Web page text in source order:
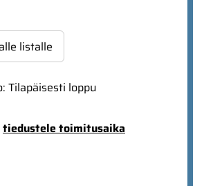
listalle
Tilapäisesti loppu
tiedustele toimitusaika